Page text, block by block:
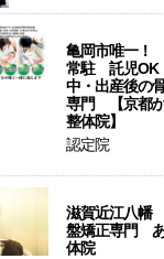
亀岡市唯一！
常駐 託児
中・出産後の
専門 【京都
整体院】
認定院
滋賀近江八幡
盤矯正専門
体院